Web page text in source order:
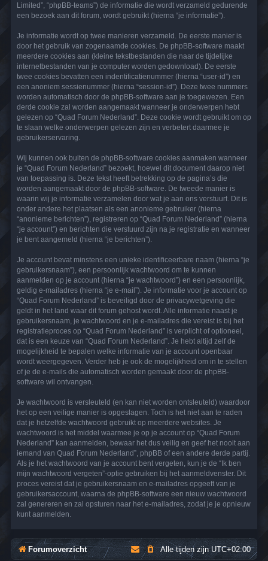
Limited”, “phpBB-teams”) de informatie die wordt verzameld gedurende
een bezoek aan dit forum, wordt gebruikt (hierna “je informatie”).
Je informatie wordt op twee manieren verzameld. De eerste manier is
door het gebruik van zogenaamde cookies. De phpBB-software maakt
meerdere cookies aan (kleine tekstbestanden die naar de tijdelijke
internetbestanden van je computer worden gedownload). De eerste
twee cookies bevatten een indentificatienummer (hierna “user-id”) en
een anoniem sessienummer (hierna “session-id”). Deze twee nummers
worden automatisch door de phpBB-software aan je toegewezen. Een
derde cookie zal worden aangemaakt wanneer je onderwerpen hebt
gelezen op “Quad Forum Nederland”. Deze cookie wordt gebruikt om op
te slaan welke onderwerpen gelezen zijn en verbetert daarmee je
gebruikerservaring.
Wij kunnen ook buiten de phpBB-software cookies aanmaken wanneer
je “Quad Forum Nederland” bezoekt, hoewel dit document daarop niet
van toepassing is. Deze tekst heeft betrekking op de pagina’s die
worden aangemaakt door de phpBB-software. De tweede manier is
waarin wij je informatie verzamelen door wat je aan ons verstuurt. Dit is
onder andere het plaatsen als een anonieme gebruiker (hierna
“anonieme berichten”), registreren op “Quad Forum Nederland” (hierna
“je account”) en berichten die verstuurd zijn na je registratie en wanneer
je bent aangemeld (hierna “je berichten”).
Je account bevat minstens een unieke identificeerbare naam (hierna “je
gebruikersnaam”), een persoonlijk wachtwoord om te kunnen
aanmelden op je account (hierna “je wachtwoord”) en een persoonlijk,
geldig e-mailadres (hierna “je e-mail”). Je informatie voor je account op
“Quad Forum Nederland” is beveiligd door de privacywetgeving die
geldt in het land waar dit forum gehost wordt. Alle informatie naast je
gebruikersnaam, je wachtwoord en je e-mailadres die vereist is bij het
registratieproces op “Quad Forum Nederland” is verplicht of optioneel,
dat is een keuze van “Quad Forum Nederland”. Je hebt altijd zelf de
mogelijkheid te bepalen welke informatie van je account openbaar
wordt weergegeven. Verder heb je ook de mogelijkheid om in te stellen
of je de e-mails die automatisch worden gemaakt door de phpBB-
software wil ontvangen.
Je wachtwoord is versleuteld (en kan niet worden ontsleuteld) waardoor
het op een veilige manier is opgeslagen. Toch is het niet aan te raden
dat je hetzelfde wachtwoord gebruikt op meerdere websites. Je
wachtwoord is het middel waarmee je op je account op “Quad Forum
Nederland” kan aanmelden, bewaar het dus veilig en geef het nooit aan
iemand van Quad Forum Nederland”, phpBB of een andere derde partij.
Als je het wachtwoord van je account bent vergeten, kun je de “Ik ben
mijn wachtwoord vergeten”-optie gebruiken bij het aanmeldvenster. Dit
proces vereist dat je gebruikersnaam en e-mailadres opgeeft van je
gebruikersaccount, waarna de phpBB-software een nieuw wachtwoord
zal genereren en zal opsturen naar het e-mailadres, zodat je je opnieuw
kunt aanmelden.
Forumoverzicht Alle tijden zijnUTC+02:00